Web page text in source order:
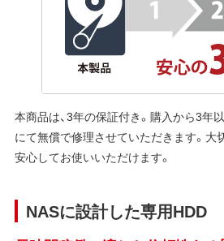
本商品は、3年の保証付き。購入から3年
にて無償で修理させていただきます。大
安心してお使いいただけます。
NASに設計した専用HDD